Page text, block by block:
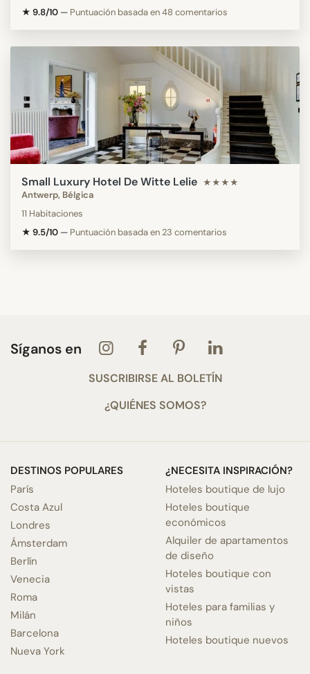
★ 9.8/10 — Puntuación basada en 48 comentarios
Small Luxury Hotel De Witte Lelie ★★★★
Antwerp, Bélgica
11 Habitaciones
★ 9.5/10 — Puntuación basada en 23 comentarios
Síganos en
SUSCRIBIRSE AL BOLETÍN
¿QUIÉNES SOMOS?
DESTINOS POPULARES
París
Costa Azul
Londres
Ámsterdam
Berlín
Venecia
Roma
Milán
Barcelona
Nueva York
¿NECESITA INSPIRACIÓN?
Hoteles boutique de lujo
Hoteles boutique
económicos
Alquiler de apartamentos
de diseño
Hoteles boutique con
vistas
Hoteles para familias y
niños
Hoteles boutique nuevos